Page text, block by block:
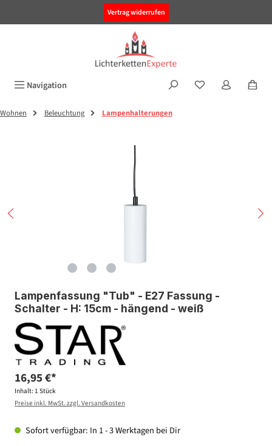
Vertrag widerrufen
Navigation
Wohnen Beleuchtung Lampenhalterungen
Lampenfassung "Tub" - E27 Fassung -
Schalter - H: 15cm - hängend - weiß
16,95 €*
Inhalt: 1 Stück
Preise inkl. MwSt. zzgl. Versandkosten
Sofort verfügbar: In 1 - 3 Werktagen bei Dir